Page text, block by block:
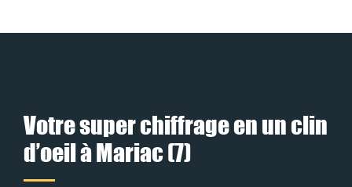
Votre super chiffrage en un clin
d’oeil à Mariac (7)